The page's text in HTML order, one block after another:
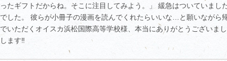
ったギフトだからね。そこに注目してみよう。」 緩急はついていま
でした。 彼らが小冊子の漫画を読んでくれたらいいな…と願いながら
でいただくオイスカ浜松国際高等学校様、本当にありがとうございま
します‼️